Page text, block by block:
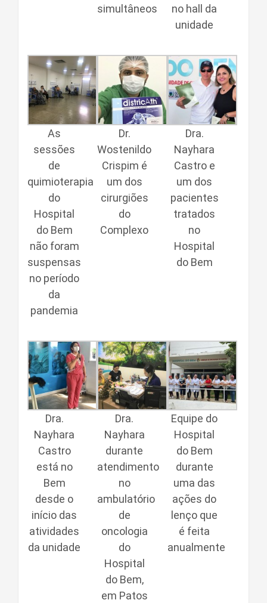
simultâneos
no hall da
unidade
As
sessões
de
quimioterapia
do
Hospital
do Bem
não foram
suspensas
no período
da
pandemia
Dr.
Wostenildo
Crispim é
um dos
cirurgiões
do
Complexo
Dra.
Nayhara
Castro e
um dos
pacientes
tratados
no
Hospital
do Bem
Dra.
Nayhara
Castro
está no
Bem
desde o
início das
atividades
da unidade
Dra.
Nayhara
durante
atendimento
no
ambulatório
de
oncologia
do
Hospital
do Bem,
em Patos
Equipe do
Hospital
do Bem
durante
uma das
ações do
lenço que
é feita
anualmente